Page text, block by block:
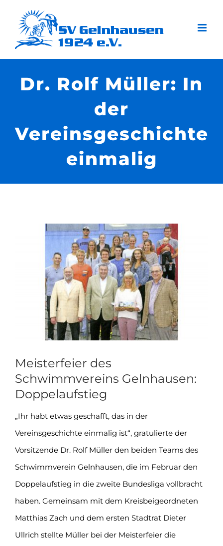
Inhalt
springen
Dr. Rolf Müller: In
der
Vereinsgeschichte
einmalig
Meisterfeier des
Schwimmvereins Gelnhausen:
Doppelaufstieg
„Ihr habt etwas geschafft, das in der
Vereinsgeschichte einmalig ist“, gratulierte der
Vorsitzende Dr. Rolf Müller den beiden Teams des
Schwimmverein Gelnhausen, die im Februar den
Doppelaufstieg in die zweite Bundesliga vollbracht
haben. Gemeinsam mit dem Kreisbeigeordneten
Matthias Zach und dem ersten Stadtrat Dieter
Ullrich stellte Müller bei der Meisterfeier die